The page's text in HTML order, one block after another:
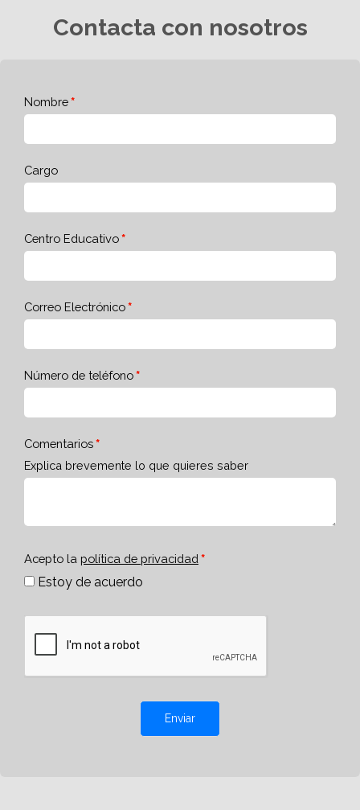
Contacta con nosotros
Nombre
Cargo
Centro Educativo
Correo Electrónico
Número de teléfono
Comentarios
Explica brevemente lo que quieres saber
Acepto la política de privacidad
Estoy de acuerdo
Enviar